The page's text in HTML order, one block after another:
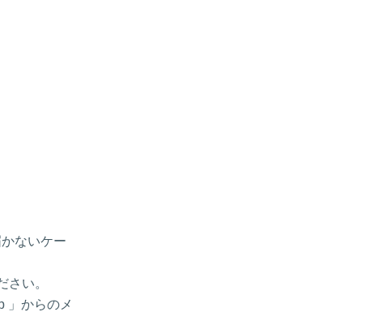
ないケー
い。
」からのメ